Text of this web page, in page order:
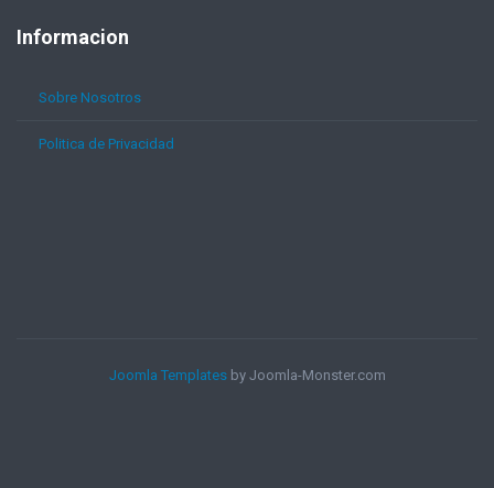
Informacion
Sobre Nosotros
Politica de Privacidad
Joomla Templatesby Joomla-Monster.com